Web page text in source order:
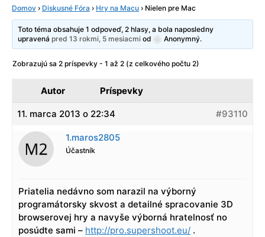
Domov › Diskusné Fóra › Hry na Macu › Nielen pre Mac
Toto téma obsahuje 1 odpoveď, 2 hlasy, a bola naposledny
upravenápred 13 rokmi, 5 mesiacmi od Anonymný.
Zobrazujú sa 2 príspevky - 1 až 2 (z celkového počtu 2)
Autor Príspevky
11. marca 2013 o 22:34 #93110
1.maros2805
Účastník
Priatelia nedávno som narazil na výborný
programátorsky skvost a detailné spracovanie 3D
browserovej hry a navyše výborná hratelnosť no
posúdte sami – http://pro.supershoot.eu/ .